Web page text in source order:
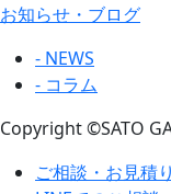
お知らせ・ブログ
- NEWS
- コラム
Copyright ©SATO
ご相談・お見積